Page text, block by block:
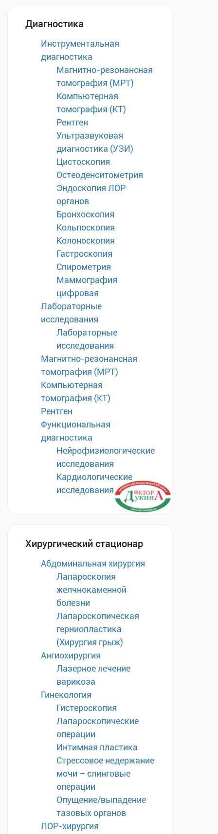
Диагностика
Инструментальная
диагностика
Магнитно-резонансная
томография (МРТ)
Компьютерная
томография (КТ)
Рентген
Ультразвуковая
диагностика (УЗИ)
Цистоскопия
Остеоденситометрия
Эндоскопия ЛОР
органов
Бронхоскопия
Кольпоскопия
Колоноскопия
Гастроскопия
Спирометрия
Маммография
цифровая
Лабораторные
исследования
Лабораторные
исследования
Магнитно-резонансная
томография (МРТ)
Компьютерная
томография (КТ)
Рентген
Функциональная
диагностика
Нейрофизиологические
исследования
Кардиологические
исследования
Хирургический стационар
Абдоминальная хирургия
Лапароскопия
желчнокаменной
болезни
Лапароскопическая
герниопластика
(Хирургия грыж)
Ангиохирургия
Лазерное лечение
варикоза
Гинекология
Гистероскопия
Лапароскопические
операции
Интимная пластика
Стрессовое недержание
мочи – слинговые
операции
Опущение/выпадение
тазовых органов
ЛОР-хирургия